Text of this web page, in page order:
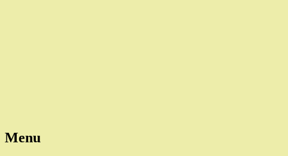
Menu